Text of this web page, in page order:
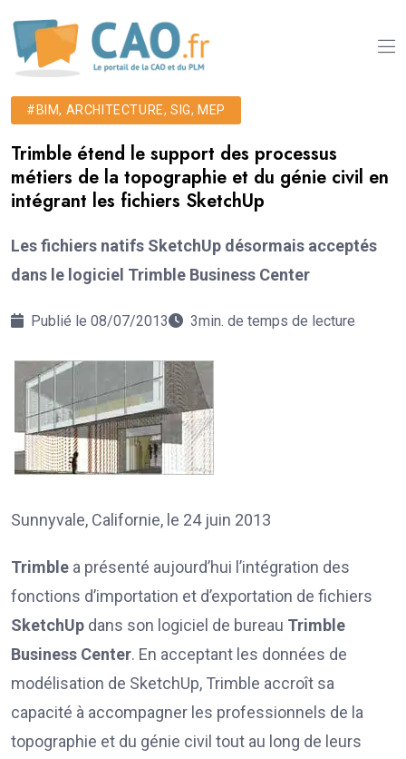
#BIM, ARCHITECTURE, SIG, MEP
Trimble étend le support des processus
métiers de la topographie et du génie civil en
intégrant les fichiers SketchUp
Les fichiers natifs SketchUp désormais acceptés
dans le logiciel Trimble Business Center
Publié le 08/07/2013 3min. de temps de lecture
Sunnyvale, Californie, le 24 juin 2013
Trimble a présenté aujourd’hui l’intégration des
fonctions d’importation et d’exportation de fichiers
SketchUp dans son logiciel de bureau Trimble
Business Center. En acceptant les données de
modélisation de SketchUp, Trimble accroît sa
capacité à accompagner les professionnels de la
topographie et du génie civil tout au long de leurs